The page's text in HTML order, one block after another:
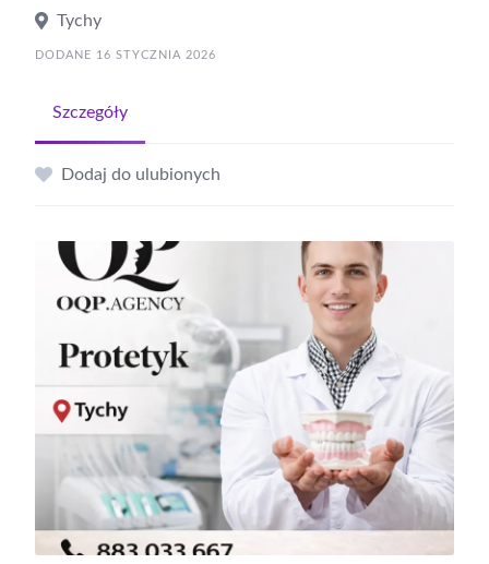
Tychy
DODANE 16 STYCZNIA 2026
Szczegóły
Dodaj do ulubionych